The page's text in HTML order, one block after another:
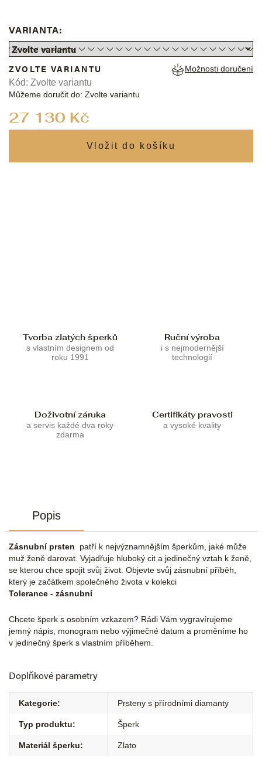
VARIANTA:
27 130 Kč
ZVOLTE VARIANTU
Můžeme doručit do: Zvolte variantu
Možnosti doručení
Kód: Zvolte variantu
Tvorba zlatých šperků
s vlastním designem od
roku 1991
Ruční výroba
i s nejmodernější
technologií
Doživotní záruka
a servis každé dva roky
zdarma
Certifikáty pravosti
a vysoké kvality
Popis
Zásnubní prsten patří k nejvýznamnějším šperkům, jaké může
muž ženě darovat. Vyjadřuje hluboký cit a jedinečný vztah k ženě,
se kterou chce spojit svůj život. Objevte svůj zásnubní příběh,
který je začátkem společného života v kolekci
Tolerance - zásnubní
Chcete šperk s osobním vzkazem? Rádi Vám vygravírujeme
jemný nápis, monogram nebo výjimečné datum a proměníme ho
v jedinečný šperk s vlastním příběhem.
Doplňkové parametry
Kategorie: Prsteny s přírodními diamanty
Typ produktu: Šperk
Materiál šperku: Zlato